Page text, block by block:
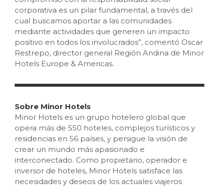
corporativa es un pilar fundamental, a través del
cual buscamos aportar a las comunidades
mediante actividades que generen un impacto
positivo en todos los involucrados”, comentó Oscar
Restrepo, director general Región Andina de Minor
Hotels Europe & Americas.
Sobre Minor Hotels
Minor Hotels es un grupo hotelero global que
opera más de 550 hoteles, complejos turísticos y
residencias en 56 países, y persigue la visión de
crear un mundo más apasionado e
interconectado. Como propietario, operador e
inversor de hoteles, Minor Hotels satisface las
necesidades y deseos de los actuales viajeros